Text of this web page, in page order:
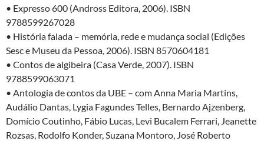
• Expresso 600 (Andross Editora, 2006). ISBN
9788599267028
• História falada – memória, rede e mudança social (Edições
Sesc e Museu da Pessoa, 2006). ISBN 8570604181
• Contos de algibeira (Casa Verde, 2007). ISBN
9788599063071
• Antologia de contos da UBE – com Anna Maria Martins,
Audálio Dantas, Lygia Fagundes Telles, Bernardo Ajzenberg,
Domício Coutinho, Fábio Lucas, Levi Bucalem Ferrari, Jeanette
Rozsas, Rodolfo Konder, Suzana Montoro, José Roberto